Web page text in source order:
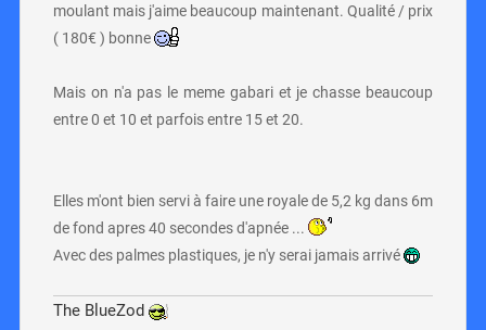
moulant mais j'aime beaucoup maintenant. Qualité / prix
( 180€ ) bonne
Mais on n'a pas le meme gabari et je chasse beaucoup
entre 0 et 10 et parfois entre 15 et 20.
Elles m'ont bien servi à faire une royale de 5,2 kg dans 6m
de fond apres 40 secondes d'apnée ...
Avec des palmes plastiques, je n'y serai jamais arrivé
The BlueZod